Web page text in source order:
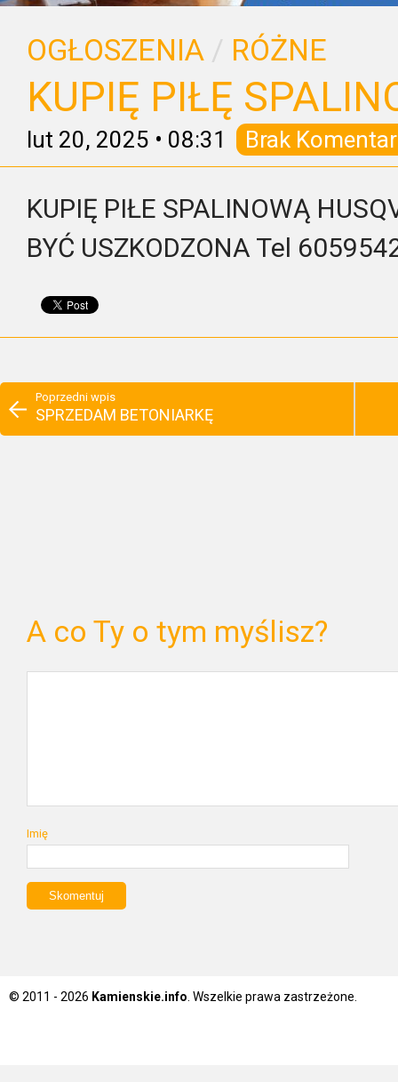
OGŁOSZENIA / RÓŻNE
KUPIĘ PIŁĘ
lut 20, 2025 • 08:31 Brak
KUPIĘ PIŁE SPALINOWĄ
BYĆ USZKODZONA Tel
Poprzedni wpis
SPRZEDAM BETONIARKĘ
A co Ty o tym myślisz?
Imię
© 2011 - 2026 Kamienskie.info . Wszelkie prawa zastrzeżone.